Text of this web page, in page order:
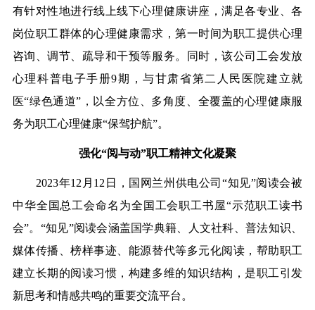
有针对性地进行线上线下心理健康讲座，满足各专业、各
岗位职工群体的心理健康需求，第一时间为职工提供心理
咨询、调节、疏导和干预等服务。同时，该公司工会发放
心理科普电子手册9期，与甘肃省第二人民医院建立就
医“绿色通道”，以全方位、多角度、全覆盖的心理健康服
务为职工心理健康“保驾护航”。
强化“阅与动”职工精神文化凝聚
2023年12月12日，国网兰州供电公司“知见”阅读会被
中华全国总工会命名为全国工会职工书屋“示范职工读书
会”。“知见”阅读会涵盖国学典籍、人文社科、普法知识、
媒体传播、榜样事迹、能源替代等多元化阅读，帮助职工
建立长期的阅读习惯，构建多维的知识结构，是职工引发
新思考和情感共鸣的重要交流平台。